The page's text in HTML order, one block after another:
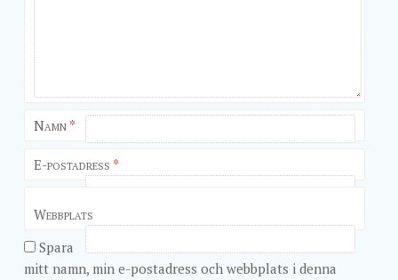
Namn *
E-postadress *
Webbplats
Spara
mitt namn, min e-postadress och webbplats i denna